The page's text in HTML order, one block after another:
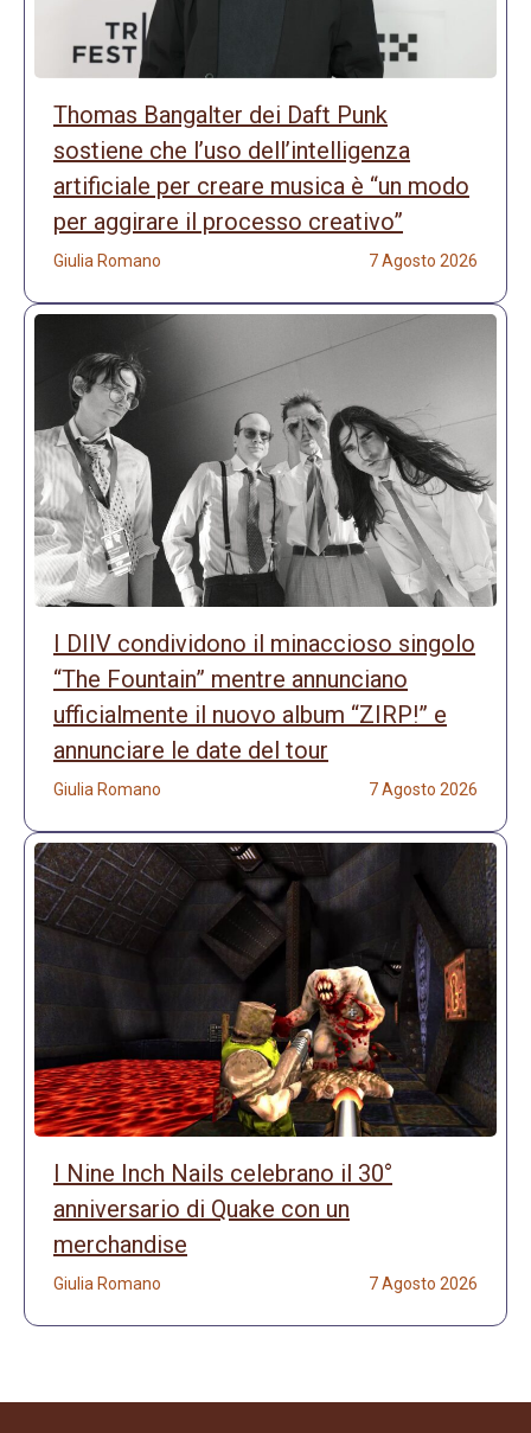
Thomas Bangalter dei Daft Punk
sostiene che l’uso dell’intelligenza
artificiale per creare musica è “un modo
per aggirare il processo creativo”
Giulia Romano 7 Agosto 2026
I DIIV condividono il minaccioso singolo
“The Fountain” mentre annunciano
ufficialmente il nuovo album “ZIRP!” e
annunciare le date del tour
Giulia Romano 7 Agosto 2026
I Nine Inch Nails celebrano il 30°
anniversario di Quake con un
merchandise
Giulia Romano 7 Agosto 2026